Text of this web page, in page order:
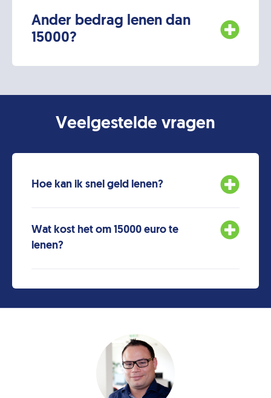
Ander bedrag lenen dan
15000?
Veelgestelde vragen
Hoe kan ik snel geld lenen?
Wat kost het om 15000 euro te
lenen?